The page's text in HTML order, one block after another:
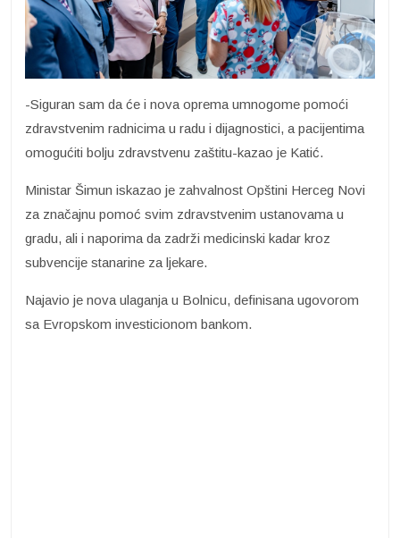
-Siguran sam da će i nova oprema umnogome pomoći
zdravstvenim radnicima u radu i dijagnostici, a pacijentima
omogućiti bolju zdravstvenu zaštitu-kazao je Katić.
Ministar Šimun iskazao je zahvalnost Opštini Herceg Novi
za značajnu pomoć svim zdravstvenim ustanovama u
gradu, ali i naporima da zadrži medicinski kadar kroz
subvencije stanarine za ljekare.
Najavio je nova ulaganja u Bolnicu, definisana ugovorom
sa Evropskom investicionom bankom.